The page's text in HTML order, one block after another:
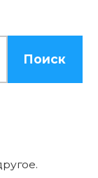
Поиск